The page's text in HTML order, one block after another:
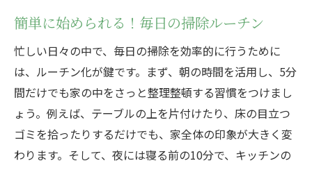
で住環境を向上
専門家が推奨する掃除の頻度と方法
快適な住環境へのステップバイステップガ
イド
焼津市一色の特性を活かした掃除術
住環境改善に役立つクリーニングツール
プロフェッショナルが教える清潔感の保ち
簡単に始められる！毎日の掃除ルーチン
忙しい日々の中で、毎日の掃除を効率的に行うために
は、ルーチン化が鍵です。まず、朝の時間を活用し、5分
間だけでも家の中をさっと整理整頓する習慣をつけまし
ょう。例えば、テーブルの上を片付けたり、床の目立つ
ゴミを拾ったりするだけでも、家全体の印象が大きく変
わります。そして、夜には寝る前の10分で、キッチンの